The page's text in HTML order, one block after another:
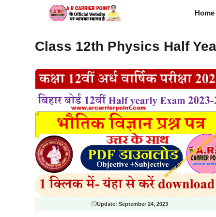
Home
Class 12th Physics Half
Update:September 24, 2023